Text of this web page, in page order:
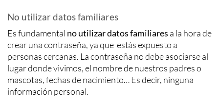
No utilizar datos familiares
Es fundamental no utilizar datos familiares a la hora de
crear una contraseña, ya que estás expuesto a
personas cercanas. La contraseña no debe asociarse al
lugar donde vivimos, el nombre de nuestros padres o
mascotas, fechas de nacimiento… Es decir, ninguna
información personal.